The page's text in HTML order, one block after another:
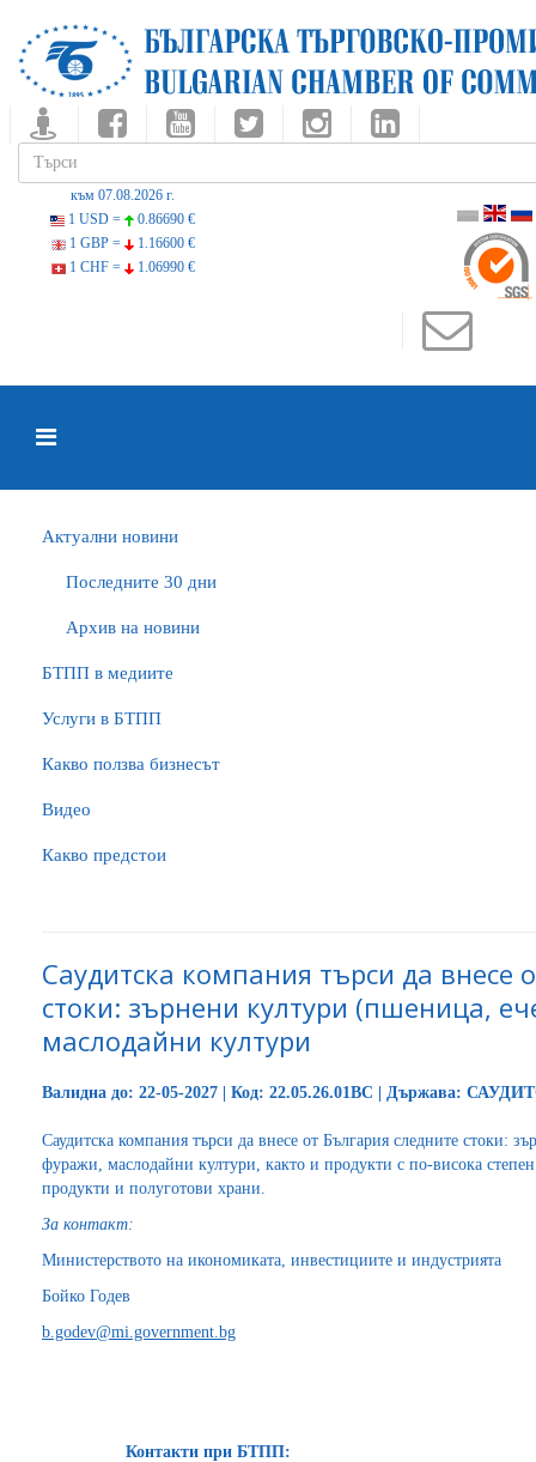
към 07.08.2026 г.
1 USD =
0.86690 €
1 GBP =
1.16600 €
1 CHF =
1.06990 €
Актуални новини
Последните 30 дни
Архив на новини
БTПП в медиите
Услуги в БТПП
Какво ползва бизнесът
Видео
Какво предстои
Саудитска компания търси да внесе
стоки: зърнени култури (пшеница,
маслодайни култури
Валидна до: 22-05-2027 | Код: 22.05.26.01BC | Държава:
Саудитска компания търси да внесе от България следните стоки:
фуражи, маслодайни култури, както и продукти с по-висока
продукти и полуготови храни.
За контакт:
Министерството на икономиката, инвестициите и индустрията
Бойко Годев
b.godev@mi.government.bg
Контакти при БТПП: